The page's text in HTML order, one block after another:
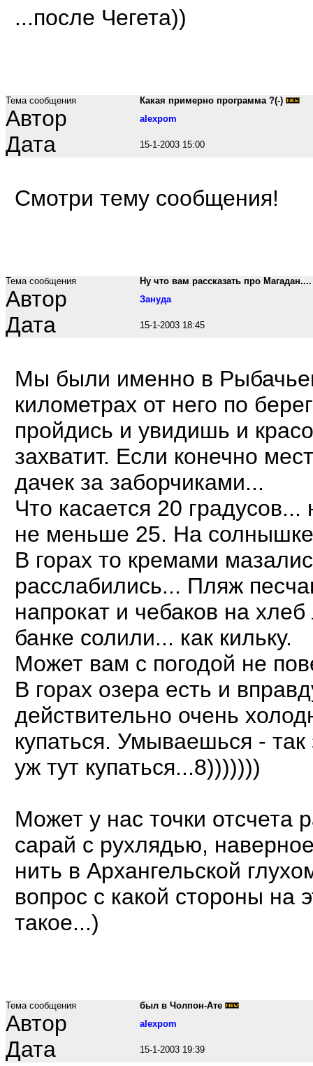
...после Чегета))
Тема сообщения Какая примерно программа ?(-)
Автор alexpom
Дата 15-1-2003 15:00
Смотри тему сообщения!
Тема сообщения Ну что вам рассказать про Магадан....
Автор Зануда
Дата 15-1-2003 18:45
Мы были именно в
километрах от него по
пройдись и увидишь и
захватит. Если конечно
дачек за заборчиками...
Что касается 20
не меньше 25. На
В горах то кремами
расслабились... Пляж
напрокат и чебаков на
банке солили... как кильку.
Может вам с погодой не
В горах озера есть и
действительно очень
купаться. Умываешься -
уж тут купаться...8)))))))
Может у нас точки
сарай с рухлядью,
нить в Архангельской
вопрос с какой стороны на
такое...)
Тема сообщения был в Чолпон-Ате
Автор alexpom
Дата 15-1-2003 19:39